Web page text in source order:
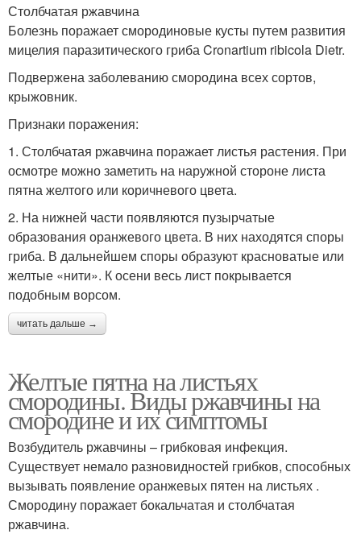
Столбчатая ржавчина
Болезнь поражает смородиновые кусты путем развития
мицелия паразитического гриба Cronartium ribicola Dietr.
Подвержена заболеванию смородина всех сортов,
крыжовник.
Признаки поражения:
1. Столбчатая ржавчина поражает листья растения. При
осмотре можно заметить на наружной стороне листа
пятна желтого или коричневого цвета.
2. На нижней части появляются пузырчатые
образования оранжевого цвета. В них находятся споры
гриба. В дальнейшем споры образуют красноватые или
желтые «нити». К осени весь лист покрывается
подобным ворсом.
читать дальше →
Желтые пятна на листьях
смородины. Виды ржавчины на
смородине и их симптомы
Возбудитель ржавчины – грибковая инфекция.
Существует немало разновидностей грибков, способных
вызывать появление оранжевых пятен на листьях .
Смородину поражает бокальчатая и столбчатая
ржавчина.